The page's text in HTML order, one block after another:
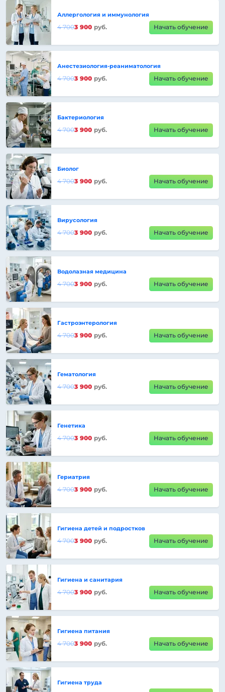
Аллергология и иммунология
4 7003 900 руб. Начать обучение
Анестезиология-реаниматология
4 7003 900 руб. Начать обучение
Бактериология
4 7003 900 руб. Начать обучение
Биолог
4 7003 900 руб. Начать обучение
Вирусология
4 7003 900 руб. Начать обучение
Водолазная медицина
4 7003 900 руб. Начать обучение
Гастроэнтерология
4 7003 900 руб. Начать обучение
Гематология
4 7003 900 руб. Начать обучение
Генетика
4 7003 900 руб. Начать обучение
Гериатрия
4 7003 900 руб. Начать обучение
Гигиена детей и подростков
4 7003 900 руб. Начать обучение
Гигиена и санитария
4 7003 900 руб. Начать обучение
Гигиена питания
4 7003 900 руб. Начать обучение
Гигиена труда